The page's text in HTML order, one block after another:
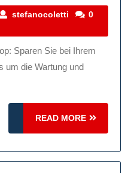
Mit
Bei
Nächsten
stefanocoletti stefanocoletti
0
um die Wartung und
READ MORE
READ
MORE